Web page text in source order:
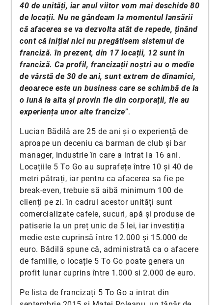
40 de unități, iar anul viitor vom mai deschide 80
de locații. Nu ne gândeam la momentul lansării
că afacerea se va dezvolta atât de repede, ținând
cont că inițial nici nu pregătisem sistemul de
franciză. în prezent, din 17 locații, 12 sunt în
franciză. Ca profil, francizații noștri au o medie
de vârstă de 30 de ani, sunt extrem de dinamici,
deoarece este un business care se schimbă de la
o lună la alta și provin fie din corporații, fie au
experiența unor alte francize”.
Lucian Bădilă are 25 de ani și o experiență de
aproape un deceniu ca barman de club și bar
manager, industrie în care a intrat la 16 ani.
Locațiile 5 To Go au suprafețe între 10 și 40 de
metri pătrați, iar pentru ca afacerea sa fie pe
break-even, trebuie să aibă minimum 100 de
clienți pe zi. în cadrul acestor unități sunt
comercializate cafele, sucuri, apă și produse de
patiserie la un preț unic de 5 lei, iar investiția
medie este cuprinsă între 12.000 și 15.000 de
euro. Bădilă spune că, administrată ca o afacere
de familie, o locație 5 To Go poate genera un
profit lunar cuprins între 1.000 si 2.000 de euro.
Pe lista de francizați 5 To Go a intrat din